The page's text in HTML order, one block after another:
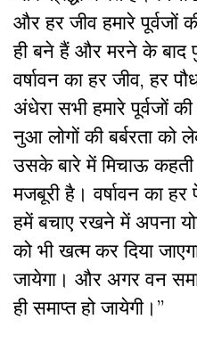
और हर जीव हमारे पूर्वजों
ही बने हैं और मरने के बाद
वर्षावन का हर जीव, हर
अंधेरा सभी हमारे पूर्वजों
नुआ लोगों की बर्बरता को
उसके बारे में मिचाऊ कहती
मजबूरी है। वर्षावन का
हमें बचाए रखने में अपना
को भी खत्म कर दिया
जायेगा। और अगर वन
ही समाप्त हो जायेगी।”